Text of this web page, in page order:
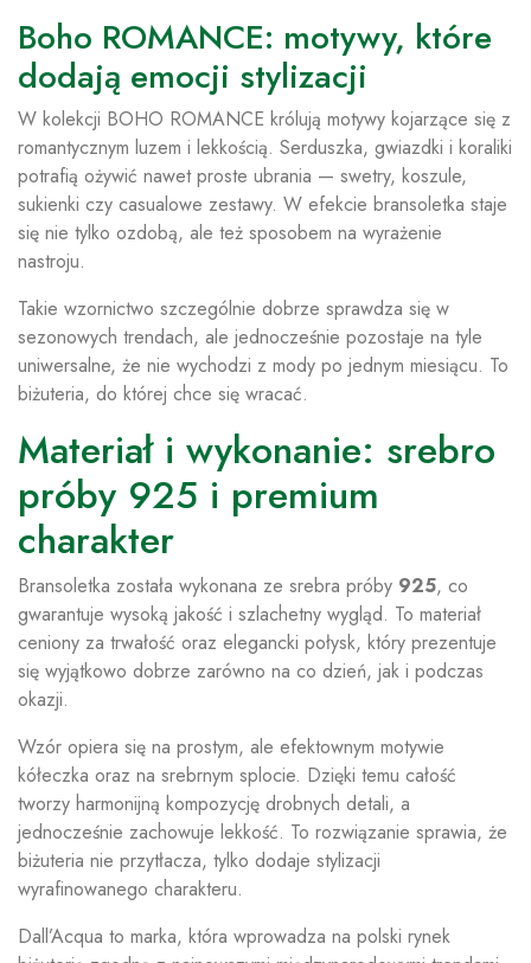
Boho ROMANCE: motywy, które
dodają emocji stylizacji
W kolekcji BOHO ROMANCE królują motywy kojarzące się z
romantycznym luzem i lekkością. Serduszka, gwiazdki i koraliki
potrafią ożywić nawet proste ubrania — swetry, koszule,
sukienki czy casualowe zestawy. W efekcie bransoletka staje
się nie tylko ozdobą, ale też sposobem na wyrażenie
nastroju.
Takie wzornictwo szczególnie dobrze sprawdza się w
sezonowych trendach, ale jednocześnie pozostaje na tyle
uniwersalne, że nie wychodzi z mody po jednym miesiącu. To
biżuteria, do której chce się wracać.
Materiał i wykonanie: srebro
próby 925 i premium
charakter
Bransoletka została wykonana ze srebra próby 925, co
gwarantuje wysoką jakość i szlachetny wygląd. To materiał
ceniony za trwałość oraz elegancki połysk, który prezentuje
się wyjątkowo dobrze zarówno na co dzień, jak i podczas
okazji.
Wzór opiera się na prostym, ale efektownym motywie
kółeczka oraz na srebrnym splocie. Dzięki temu całość
tworzy harmonijną kompozycję drobnych detali, a
jednocześnie zachowuje lekkość. To rozwiązanie sprawia, że
biżuteria nie przytłacza, tylko dodaje stylizacji
wyrafinowanego charakteru.
Dall’Acqua to marka, która wprowadza na polski rynek